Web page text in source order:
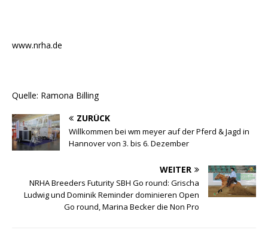
www.nrha.de
Quelle: Ramona Billing
ZURÜCK
Willkommen bei wm meyer auf der Pferd & Jagd in
Hannover von 3. bis 6. Dezember
WEITER
NRHA Breeders Futurity SBH Go round: Grischa
Ludwig und Dominik Reminder dominieren Open
Go round, Marina Becker die Non Pro